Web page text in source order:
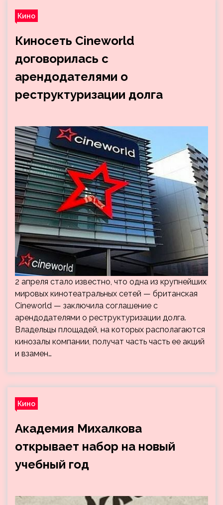
Кино
Киносеть Cineworld
договорилась с
арендодателями о
реструктуризации долга
2 апреля стало известно, что одна из крупнейших
мировых кинотеатральных сетей — британская
Cineworld — заключила соглашение с
арендодателями о реструктуризации долга.
Владельцы площадей, на которых располагаются
кинозалы компании, получат часть часть ее акций
и взамен…
Кино
Академия Михалкова
открывает набор на новый
учебный год